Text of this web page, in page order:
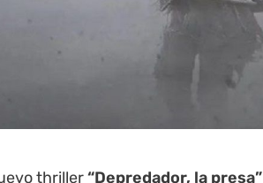
thriller“Depredador, la presa”